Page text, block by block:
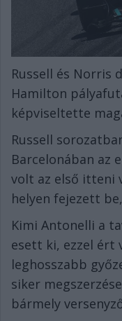
Russell és Norris
Hamilton
képviseltette
Russell
Barcelonában az
volt az első itteni
helyen fejezett
Kimi Antonelli a
esett ki, ezzel ért
leghosszabb
siker
bármely